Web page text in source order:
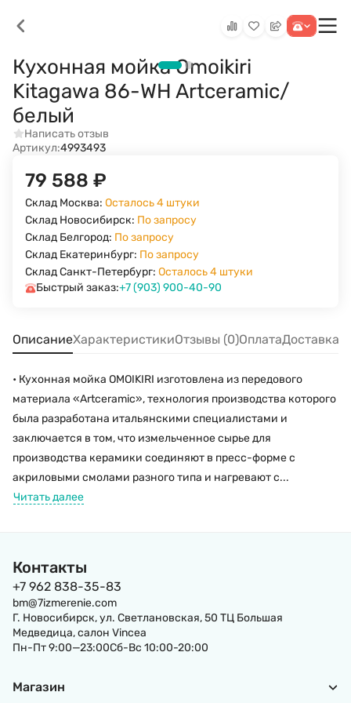
Кухонная мойка Omoikiri
Kitagawa 86-WH Artceramic/
белый
Написать отзыв
Артикул:4993493
79 588 ₽
Склад Москва: Осталось 4 штуки
Склад Новосибирск: По запросу
Склад Белгород: По запросу
Склад Екатеринбург: По запросу
Склад Санкт-Петербург: Осталось 4 штуки
Быстрый заказ:+7 (903) 900-40-90
ОписаниеХарактеристикиОтзывы (0)ОплатаДоставка
• Кухонная мойка OMOIKIRI изготовлена из передового
материала «Artceramic», технология производства которого
была разработана итальянскими специалистами и
заключается в том, что измельченное сырье для
производства керамики соединяют в пресс-форме с
акриловыми смолами разного типа и нагревают с...
Читать далее
Контакты
+7 962 838-35-83
bm@7izmerenie.com
Г. Новосибирск, ул. Светлановская, 50 ТЦ Большая
Медведица, салон Vincea
Пн-Пт 9:00—23:00Сб-Вс 10:00-20:00
Магазин